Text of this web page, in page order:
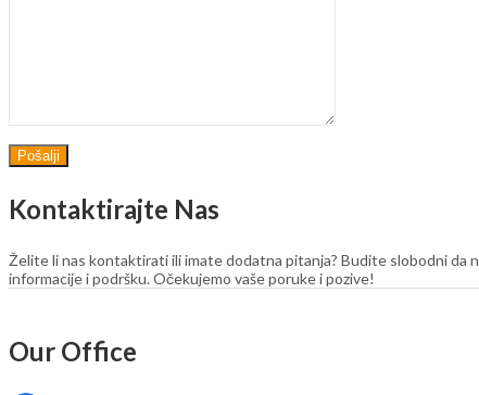
Kontaktirajte Nas
Želite li nas kontaktirati ili imate dodatna pitanja? Budite slobodni
informacije i podršku. Očekujemo vaše poruke i pozive!
Our Office